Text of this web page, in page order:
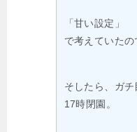
「甘い設定」
で考えていたの
そしたら、ガチ
17時閉園。